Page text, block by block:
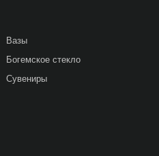
Вазы
Богемское стекло
Сувениры